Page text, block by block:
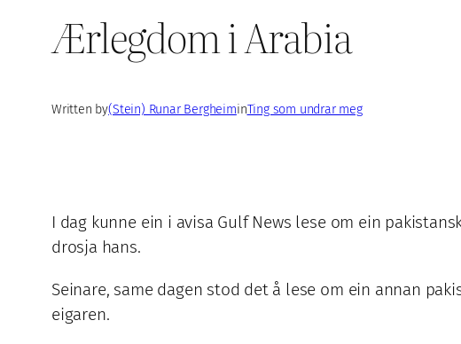
Ærlegdom i Arabia
Written by(Stein) Runar BergheiminTing som undrar meg
I dag kunne ein i avisa Gulf News lese om ein
drosja hans.
Seinare, same dagen stod det å lese om ein annan
eigaren.